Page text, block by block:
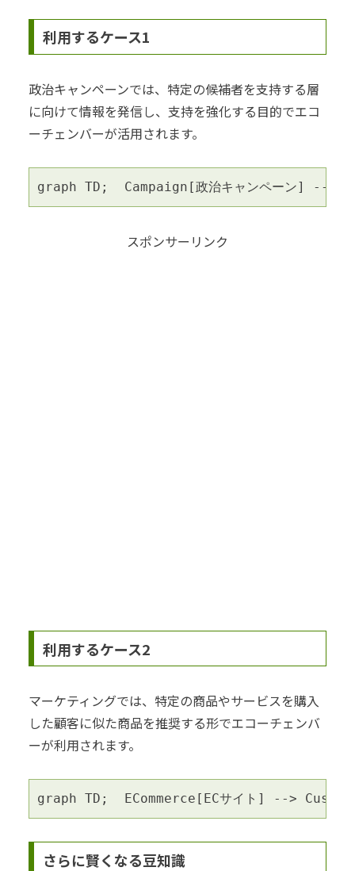
利用するケース1
政治キャンペーンでは、特定の候補者を支持する層
に向けて情報を発信し、支持を強化する目的でエコ
ーチェンバーが活用されます。
graph TD;  Campaign[政治キャンペーン]
スポンサーリンク
利用するケース2
マーケティングでは、特定の商品やサービスを購入
した顧客に似た商品を推奨する形でエコーチェンバ
ーが利用されます。
graph TD;  ECommerce[ECサイト] -->
さらに賢くなる豆知識